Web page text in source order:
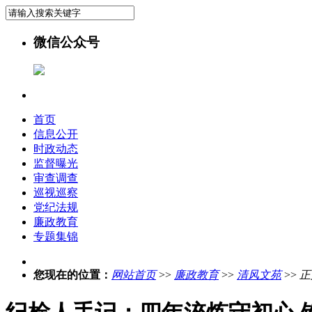
微信公众号
首页
信息公开
时政动态
监督曝光
审查调查
巡视巡察
党纪法规
廉政教育
专题集锦
您现在的位置： 网站首页>> 廉政教育>> 清风文苑>>